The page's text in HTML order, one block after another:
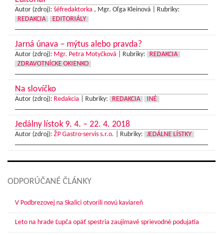
Autor (zdroj): šéfredaktorka , Mgr. Oľga Kleinová |
Rubriky:
REDAKCIA
EDITORIÁLY
Jarná únava – mýtus alebo pravda?
Autor (zdroj): Mgr. Petra Motyčková Rubriky:
REDAKCIA
ZDRAVOTNÍCKE OKIENKO
Na slovíčko
Autor (zdroj): Redakcia Rubriky: REDAKCIA INÉ
Jedálny lístok 9. 4. – 22. 4. 2018
Autor (zdroj): ŽP Gastro-servis s.r.o. Rubriky: JEDÁLNE LÍSTKY
ODPORÚČANÉ ČLÁNKY
V Podbrezovej na Skalici otvorili novú kaviareň
Leto na hrade Ľupča opäť spestria zaujímavé sprievodné podujatia